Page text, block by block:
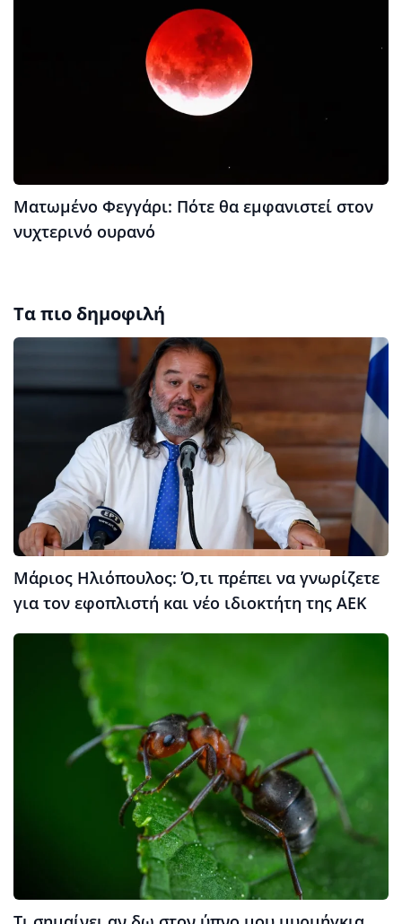
Ματωμένο Φεγγάρι: Πότε θα εμφανιστεί στον
νυχτερινό ουρανό
Τα πιο δημοφιλή
Μάριος Ηλιόπουλος: Ό,τι πρέπει να γνωρίζετε
για τον εφοπλιστή και νέο ιδιοκτήτη της ΑΕΚ